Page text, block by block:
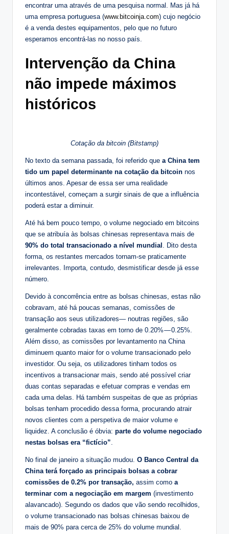
encontrar uma através de uma pesquisa normal. Mas já há
uma empresa portuguesa (www.bitcoinja.com) cujo negócio
é a venda destes equipamentos, pelo que no futuro
esperamos encontrá-las no nosso país.
Intervenção da China
não impede máximos
históricos
Cotação da bitcoin (Bitstamp)
No texto da semana passada, foi referido que a China tem
tido um papel determinante na cotação da bitcoin nos
últimos anos. Apesar de essa ser uma realidade
incontestável, começam a surgir sinais de que a influência
poderá estar a diminuir.
Até há bem pouco tempo, o volume negociado em bitcoins
que se atribuía às bolsas chinesas representava mais de
90% do total transacionado a nível mundial . Dito desta
forma, os restantes mercados tornam-se praticamente
irrelevantes. Importa, contudo, desmistificar desde já esse
número.
Devido à concorrência entre as bolsas chinesas, estas não
cobravam, até há poucas semanas, comissões de
transação aos seus utilizadores— noutras regiões, são
geralmente cobradas taxas em torno de 0.20% — 0.25%.
Além disso, as comissões por levantamento na China
diminuem quanto maior for o volume transacionado pelo
investidor. Ou seja, os utilizadores tinham todos os
incentivos a transacionar mais, sendo até possível criar
duas contas separadas e efetuar compras e vendas em
cada uma delas. Há também suspeitas de que as próprias
bolsas tenham procedido dessa forma, procurando atrair
novos clientes com a perspetiva de maior volume e
liquidez. A conclusão é óbvia: parte do volume negociado
nestas bolsas era “fictício”.
No final de janeiro a situação mudou. O Banco Central da
China terá forçado as principais bolsas a cobrar
comissões de 0.2% por transação, assim como a
terminar com a negociação em margem (investimento
alavancado). Segundo os dados que vão sendo recolhidos,
o volume transacionado nas bolsas chinesas baixou de
mais de 90% para cerca de 25% do volume mundial.